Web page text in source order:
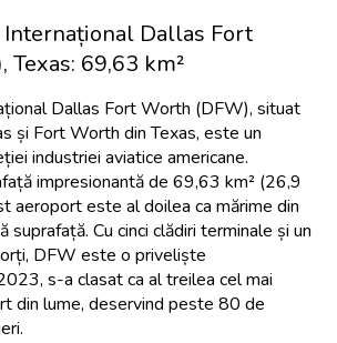
Dallas Fort
69,63 km²
Dallas Fort Worth (DFW), situat
și Fort Worth din Texas, este un
industriei aviatice americane.
impresionantă de 69,63 km² (26,9
aeroport este al doilea ca mărime din
Cu cinci clădiri terminale și un
DFW este o priveliște
s-a clasat ca al treilea cel mai
din lume, deservind peste 80 de